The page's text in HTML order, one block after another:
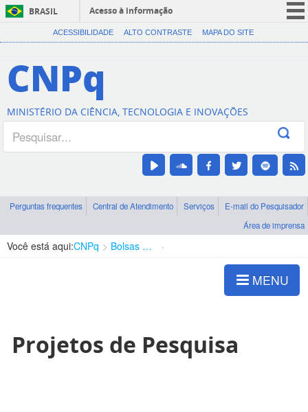
BRASIL
Acesso à informação
CORONAVÍRUS (COVID-19)
Canais
ACESSIBILIDADE ALTO CONTRASTE MAPA DO SITE
CNPq
MINISTÉRIO DA CIÊNCIA, TECNOLOGIA E INOVAÇÕES
Perguntas frequentes Central de Atendimento Serviços
E-mail do Pesquisador
Área de imprensa
Você está aqui:CNPq Bolsas e Auxílios Vigentes
MENU
Projetos de Pesquisa